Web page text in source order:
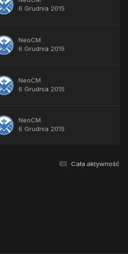
6 Grudnia 2015
NeoCM
6 Grudnia 2015
NeoCM
6 Grudnia 2015
NeoCM
6 Grudnia 2015
Cała aktywność